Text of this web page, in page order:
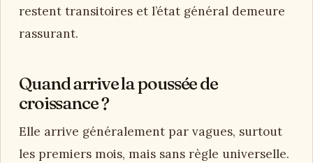
restent transitoires et l’état général demeure
rassurant.
Quand arrive la poussée de
croissance ?
Elle arrive généralement par vagues, surtout
les premiers mois, mais sans règle universelle.